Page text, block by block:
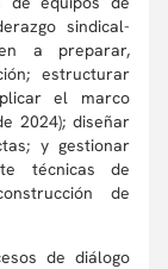
sindical-
a preparar,
estructurar
el marco
2024); diseñar
y gestionar
técnicas de
de
de diálogo